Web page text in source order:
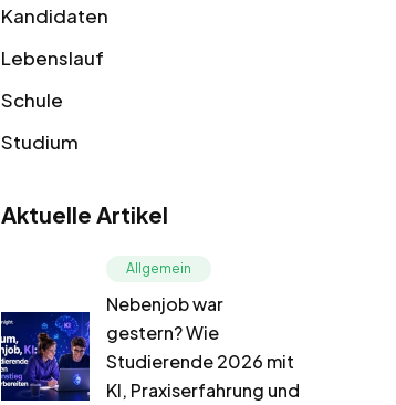
Kandidaten
Lebenslauf
Schule
Studium
Aktuelle Artikel
Allgemein
Nebenjob war
gestern? Wie
Studierende 2026 mit
KI, Praxiserfahrung und